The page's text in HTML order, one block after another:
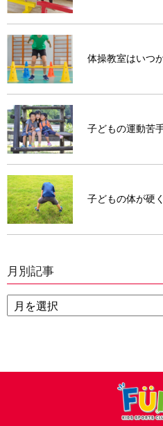
体操教室はいつ
子どもの運動苦
子どもの体が硬
月別記事